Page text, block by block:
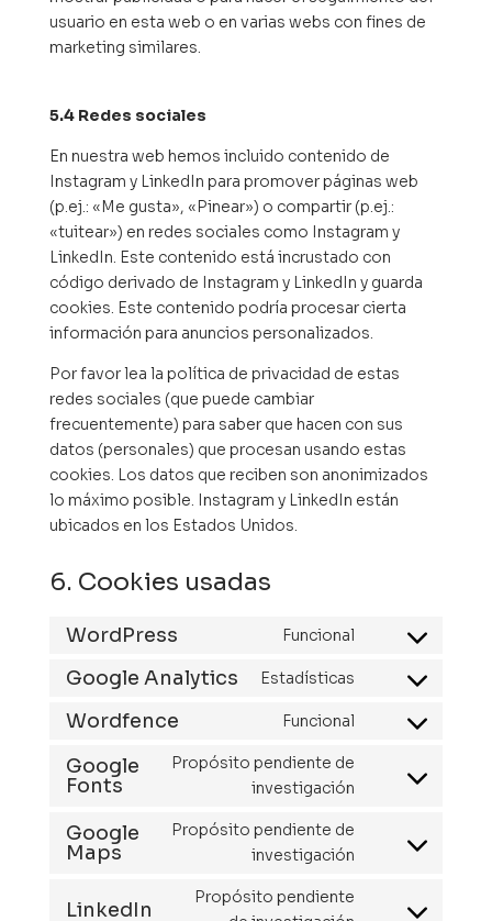
usuario en esta web o en varias webs con fines de
marketing similares.
5.4 Redes sociales
En nuestra web hemos incluido contenido de
Instagram y LinkedIn para promover páginas web
(p.ej.: «Me gusta», «Pinear») o compartir (p.ej.:
«tuitear») en redes sociales como Instagram y
LinkedIn. Este contenido está incrustado con
código derivado de Instagram y LinkedIn y guarda
cookies. Este contenido podría procesar cierta
información para anuncios personalizados.
Por favor lea la política de privacidad de estas
redes sociales (que puede cambiar
frecuentemente) para saber que hacen con sus
datos (personales) que procesan usando estas
cookies. Los datos que reciben son anonimizados
lo máximo posible. Instagram y LinkedIn están
ubicados en los Estados Unidos.
6. Cookies usadas
WordPress Funcional
Consent
wordpress
Google Analytics Estadísticas
Consent
analytics
Wordfence Funcional
Consent
service
Google
Fonts
Propósito pendiente de
investigación
Consent
service
Google
Maps
Propósito pendiente de
investigación
Consent
service
LinkedIn
Propósito pendiente